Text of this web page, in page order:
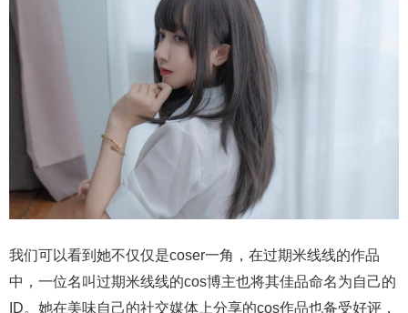
我们可以看到她不仅仅是coser一角，在过期米线线的作品
中，一位名叫过期米线线的cos博主也将其佳品命名为自己的
ID。她在美味自己的社交媒体上分享的cos作品也备受好评，